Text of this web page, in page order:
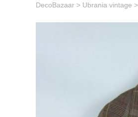
DecoBazaar > Ubrania vintage >